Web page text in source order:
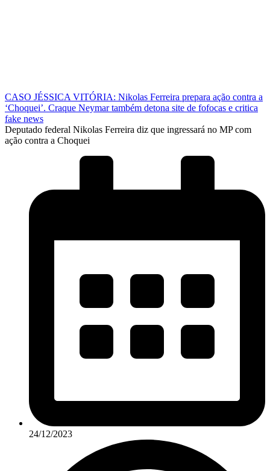
CASO JÉSSICA VITÓRIA: Nikolas Ferreira prepara ação contra a
‘Choquei’. Craque Neymar também detona site de fofocas e critica
fake news
Deputado federal Nikolas Ferreira diz que ingressará no MP com
ação contra a Choquei
24/12/2023